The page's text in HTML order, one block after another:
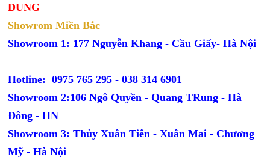
DUNG
Showrom Miền Bắc
Showroom 1: 177 Nguyễn Khang - Cầu Giấy- Hà Nội
Hotline: 0975 765 295 -038 314 6901
Showroom 2:106 Ngô Quyền - Quang TRung - Hà
Đông - HN
Showroom 3: Thủy Xuân Tiên - Xuân Mai - Chương
Mỹ - Hà Nội